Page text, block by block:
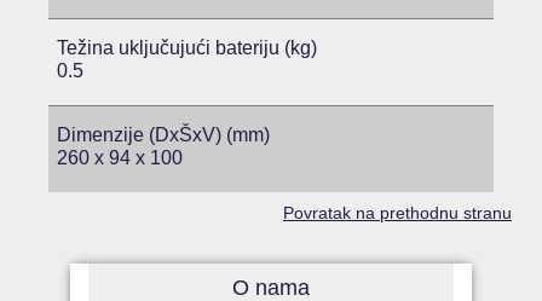
Težina uključujući bateriju (kg)
0.5
Dimenzije (DxŠxV) (mm)
260 x 94 x 100
Povratak na prethodnu stranu
O nama